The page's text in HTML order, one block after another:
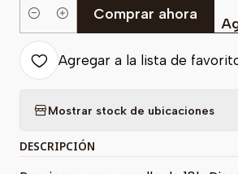
Cantidad
Comprar ahora
Agregar a la lista de
Mostrar stock de ubicaciones
DESCRIPCIÓN